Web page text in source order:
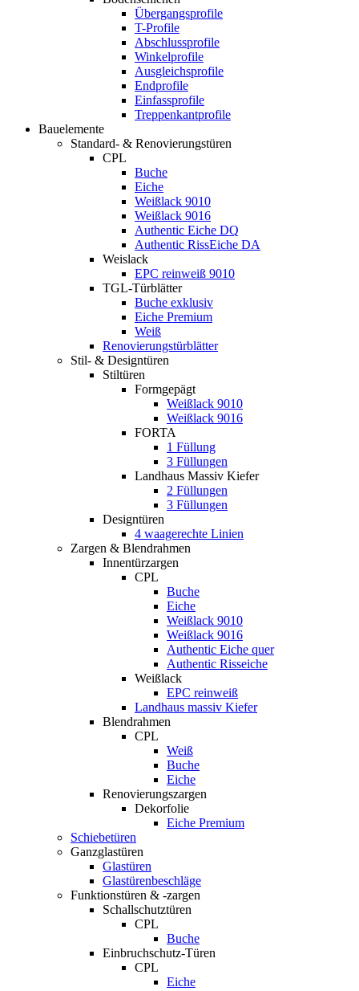
Übergangsprofile
T-Profile
Abschlussprofile
Winkelprofile
Ausgleichsprofile
Endprofile
Einfassprofile
Treppenkantprofile
Bauelemente
Standard- & Renovierungstüren
CPL
Buche
Eiche
Weißlack 9010
Weißlack 9016
Authentic Eiche DQ
Authentic RissEiche DA
Weislack
EPC reinweiß 9010
TGL-Türblätter
Buche exklusiv
Eiche Premium
Weiß
Renovierungstürblätter
Stil- & Designtüren
Stiltüren
Formgepägt
Weißlack 9010
Weißlack 9016
FORTA
1 Füllung
3 Füllungen
Landhaus Massiv Kiefer
2 Füllungen
3 Füllungen
Designtüren
4 waagerechte Linien
Zargen & Blendrahmen
Innentürzargen
CPL
Buche
Eiche
Weißlack 9010
Weißlack 9016
Authentic Eiche quer
Authentic Risseiche
Weißlack
EPC reinweiß
Landhaus massiv Kiefer
Blendrahmen
CPL
Weiß
Buche
Eiche
Renovierungszargen
Dekorfolie
Eiche Premium
Schiebetüren
Ganzglastüren
Glastüren
Glastürenbeschläge
Funktionstüren & -zargen
Schallschutztüren
CPL
Buche
Einbruchschutz-Türen
CPL
Eiche